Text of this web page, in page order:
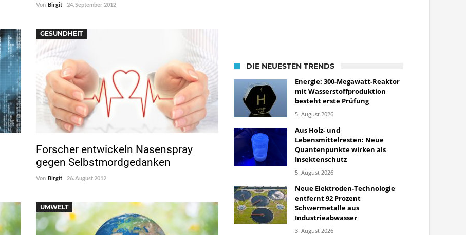
Von Birgit 24. September 2012
GESUNDHEIT
Forscher entwickeln Nasenspray
gegen Selbstmordgedanken
Von Birgit 26. August 2012
UMWELT
DIE NEUESTEN TRENDS
Energie: 300-Megawatt-Reaktor
mit Wasserstoffproduktion
besteht erste Prüfung
5. August 2026
Aus Holz- und
Lebensmittelresten: Neue
Quantenpunkte wirken als
Insektenschutz
5. August 2026
Neue Elektroden-Technologie
entfernt 92 Prozent
Schwermetalle aus
Industrieabwasser
3. August 2026